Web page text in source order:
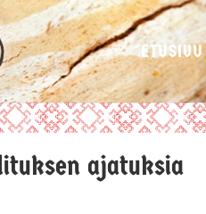
ETUSIVU
ajatuksia